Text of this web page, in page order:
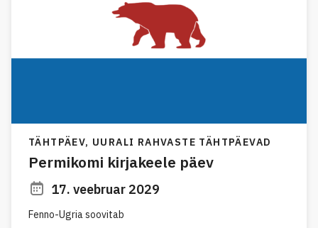
TÄHTPÄEV, UURALI RAHVASTE TÄHTPÄEVAD
Permikomi kirjakeele päev
17. veebruar 2029
Fenno-Ugria soovitab